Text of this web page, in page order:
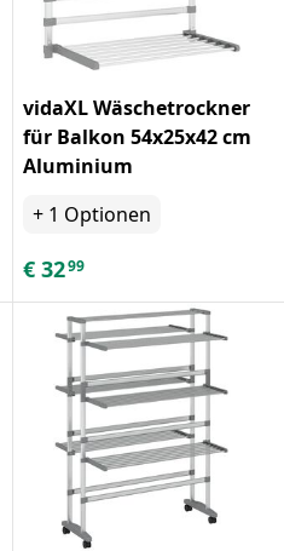
vidaXL Wäschetrockner
für Balkon 54x25x42 cm
Aluminium
+ 1 Optionen
€ 3299